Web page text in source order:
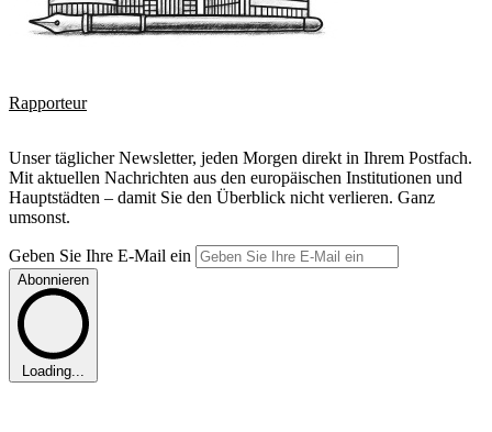
Rapporteur
Unser täglicher Newsletter, jeden Morgen direkt in Ihrem Postfach.
Mit aktuellen Nachrichten aus den europäischen Institutionen und
Hauptstädten – damit Sie den Überblick nicht verlieren. Ganz
umsonst.
Geben Sie Ihre E-Mail ein
Abonnieren
Loading...